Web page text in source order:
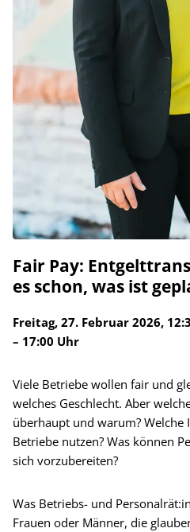
Fair Pay:
es schon, was ist
Freitag, 27. Februar 2026,
– 17:00 Uhr
Viele Betriebe wollen fair und
welches Geschlecht. Aber
überhaupt und warum? Welche
Betriebe nutzen? Was können
sich vorzubereiten?
Was Betriebs- und
Frauen oder Männer, die